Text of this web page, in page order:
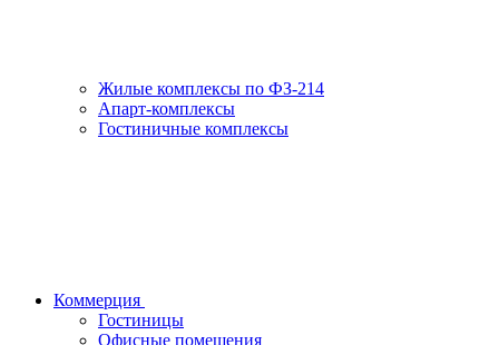
Жилые комплексы по ФЗ-214
Апарт-комплексы
Гостиничные комплексы
Коммерция
Гостиницы
Офисные помещения